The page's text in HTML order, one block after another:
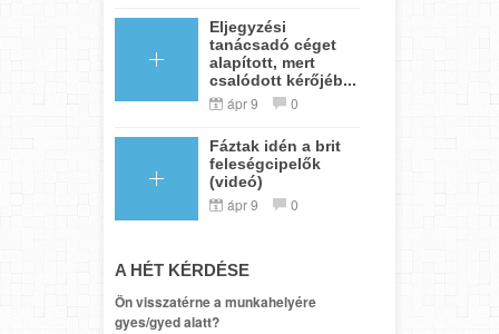
Eljegyzési
tanácsadó céget
alapított, mert
csalódott kérőjéb...
ápr 9 0
Fáztak idén a brit
feleségcipelők
(videó)
ápr 9 0
A HÉT KÉRDÉSE
Ön visszatérne a munkahelyére
gyes/gyed alatt?